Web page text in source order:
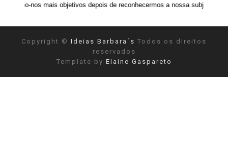
objetivos depois de reconhecermos a nossa subjetividade." ANAIS NIN
Copyright © Ideias Barbara´s Todos os direitos
reservados
Template by Elaine Gaspareto